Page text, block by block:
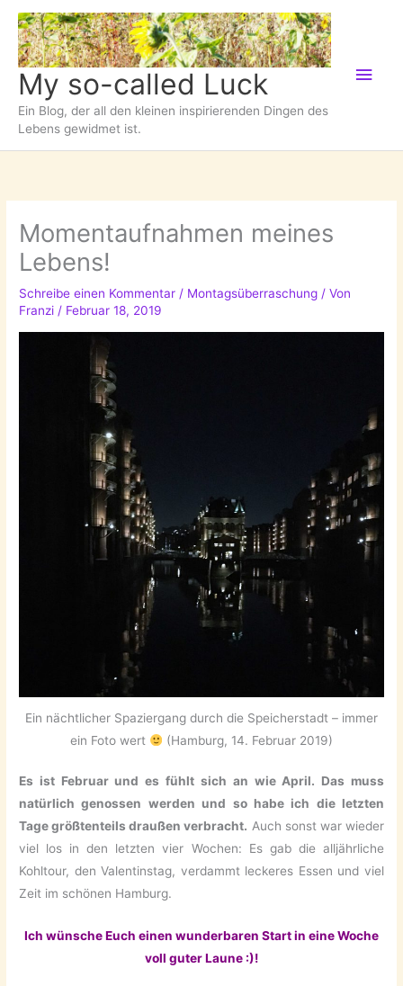
Zum
Inhalt
springen
My so-called Luck
Ein Blog, der all den kleinen inspirierenden Dingen des
Lebens gewidmet ist.
Momentaufnahmen meines
Lebens!
Schreibe einen Kommentar / Montagsüberraschung / Von
Franzi/ Februar 18, 2019
Ein nächtlicher Spaziergang durch die Speicherstadt – immer
ein Foto wert
(Hamburg, 14. Februar 2019)
Es ist Februar und es fühlt sich an wie April. Das muss
natürlich genossen werden und so habe ich die letzten
Tage größtenteils draußen verbracht. Auch sonst war wieder
viel los in den letzten vier Wochen: Es gab die alljährliche
Kohltour, den Valentinstag, verdammt leckeres Essen und viel
Zeit im schönen Hamburg.
Ich wünsche Euch einen wunderbaren Start in eine Woche
voll guter Laune :)!